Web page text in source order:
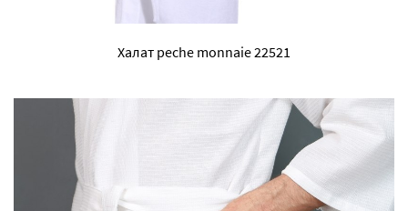
Халат peche monnaie 22521